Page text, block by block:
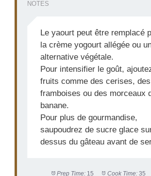
NOTES
Le yaourt peut être remplacé
la crème yogourt allégée ou
alternative végétale.
Pour intensifier le goût,
fruits comme des cerises, des
framboises ou des morceaux
banane.
Pour plus de gourmandise,
saupoudrez de sucre glace
dessus du gâteau avant de
Prep Time: 15 Cook Time: 35